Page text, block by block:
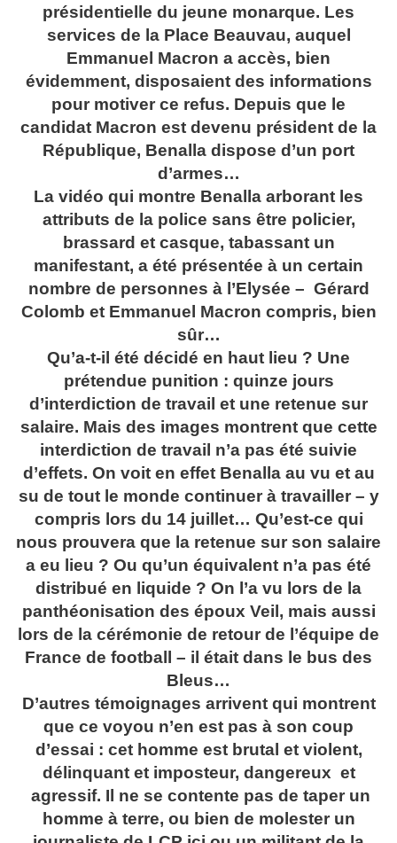
présidentielle du jeune monarque. Les
services de la Place Beauvau, auquel
Emmanuel Macron a accès, bien
évidemment, disposaient des informations
pour motiver ce refus. Depuis que le
candidat Macron est devenu président de la
République, Benalla dispose d’un port
d’armes…
La vidéo qui montre Benalla arborant les
attributs de la police sans être policier,
brassard et casque, tabassant un
manifestant, a été présentée à un certain
nombre de personnes à l’Elysée – Gérard
Colomb et Emmanuel Macron compris, bien
sûr…
Qu’a-t-il été décidé en haut lieu ? Une
prétendue punition : quinze jours
d’interdiction de travail et une retenue sur
salaire. Mais des images montrent que cette
interdiction de travail n’a pas été suivie
d’effets. On voit en effet Benalla au vu et au
su de tout le monde continuer à travailler – y
compris lors du 14 juillet… Qu’est-ce qui
nous prouvera que la retenue sur son salaire
a eu lieu ? Ou qu’un équivalent n’a pas été
distribué en liquide ? On l’a vu lors de la
panthéonisation des époux Veil, mais aussi
lors de la cérémonie de retour de l’équipe de
France de football – il était dans le bus des
Bleus…
D’autres témoignages arrivent qui montrent
que ce voyou n’en est pas à son coup
d’essai : cet homme est brutal et violent,
délinquant et imposteur, dangereux et
agressif. Il ne se contente pas de taper un
homme à terre, ou bien de molester un